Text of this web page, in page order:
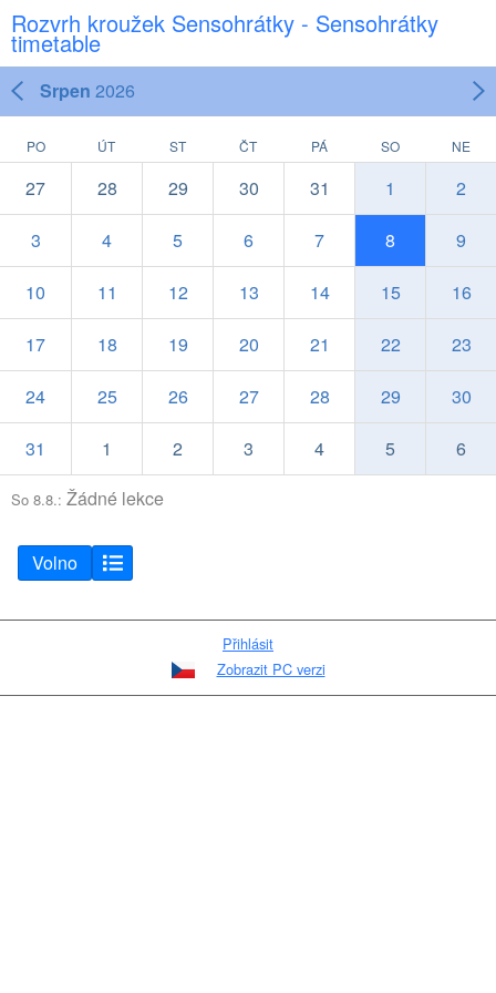
Rozvrh kroužek Sensohrátky - Sensohrátky
timetable
Srpen 2026
PO ÚT ST ČT PÁ SO NE
27 28 29 30 31 1 2
3 4 5 6 7 8 9
10 11 12 13 14 15 16
17 18 19 20 21 22 23
24 25 26 27 28 29 30
31 1 2 3 4 5 6
So 8.8.: Žádné lekce
Volno
Přihlásit
Zobrazit PC verzi